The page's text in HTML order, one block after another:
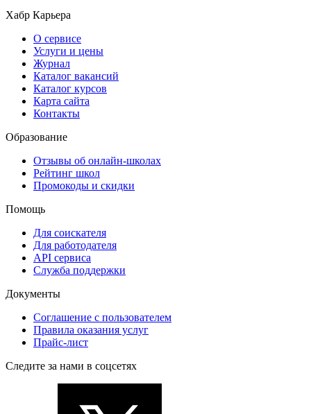
Хабр Карьера
О сервисе
Услуги и цены
Журнал
Каталог вакансий
Каталог курсов
Карта сайта
Контакты
Образование
Отзывы об онлайн-школах
Рейтинг школ
Промокоды и скидки
Помощь
Для соискателя
Для работодателя
API сервиса
Служба поддержки
Документы
Соглашение с пользователем
Правила оказания услуг
Прайс-лист
Следите за нами в соцсетях